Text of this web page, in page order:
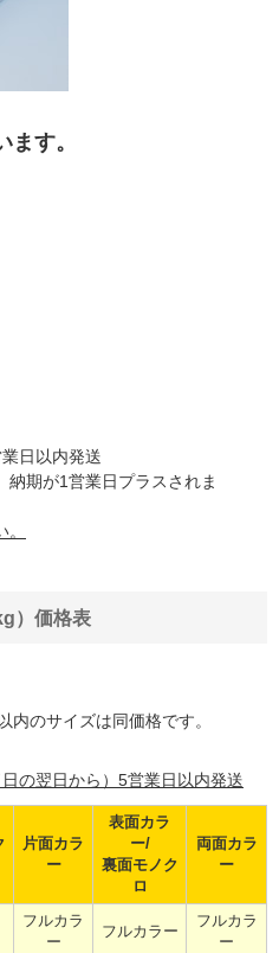
す。
日以内発送
納期が1営業日プラスされま
）価格表
のサイズは同価格です。
日の翌日から）5営業日以内発送
片面カラ
ー
表面カラ
ー/
裏面モノク
ロ
両面カラ
ー
フルカラ
ー
フルカラー
フルカラ
ー